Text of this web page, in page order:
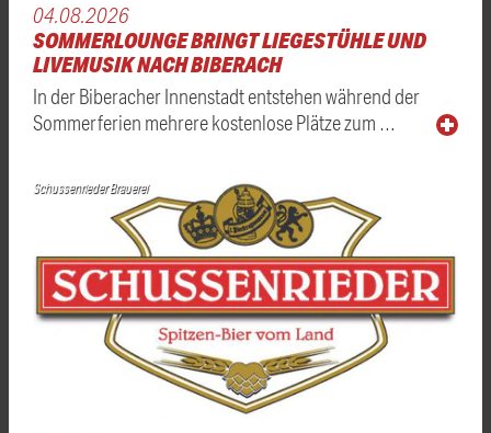
04.08.2026
SOMMERLOUNGE BRINGT LIEGESTÜHLE UND
LIVEMUSIK NACH BIBERACH
In der Biberacher Innenstadt entstehen während der
Sommerferien mehrere kostenlose Plätze zum …
Schussenrieder Brauerei